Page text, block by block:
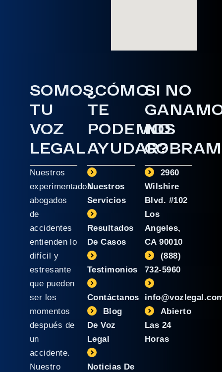
SOMOS
TU
VOZ
LEGAL
Nuestros
experimentados
abogados
de
accidentes
entienden lo
difícil y
estresante
que pueden
ser los
momentos
después de
un
accidente.
Nuestro
¿CÓMO
TE
PODEMOS
AYUDAR?
Nuestros
Servicios
Resultados
De Casos
Testimonios
Contáctanos
Blog
De Voz
Legal
Noticias De
SI NO
NO
2960
Wilshire
Blvd. #102
Los
Angeles,
CA 90010
(888)
732-5960
Abierto
Las 24
Horas